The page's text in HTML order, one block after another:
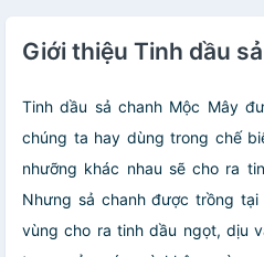
Giới thiệu Tinh dầu
Tinh dầu sả chanh Mộc Mây
chúng ta hay dùng trong chế
nhưỡng khác nhau sẽ cho ra
Nhưng sả chanh được trồng
vùng cho ra tinh dầu ngọt, dịu